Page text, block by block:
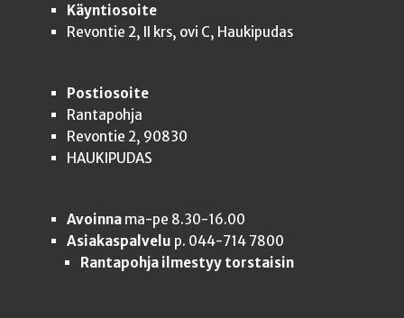
Käyntiosoite
Revontie 2, II krs, ovi C, Haukipudas
Postiosoite
Rantapohja
Revontie 2, 90830
HAUKIPUDAS
Avoinnama-pe 8.30-16.00
Asiakaspalvelu p. 044-714 7800
Rantapohja ilmestyy torstaisin